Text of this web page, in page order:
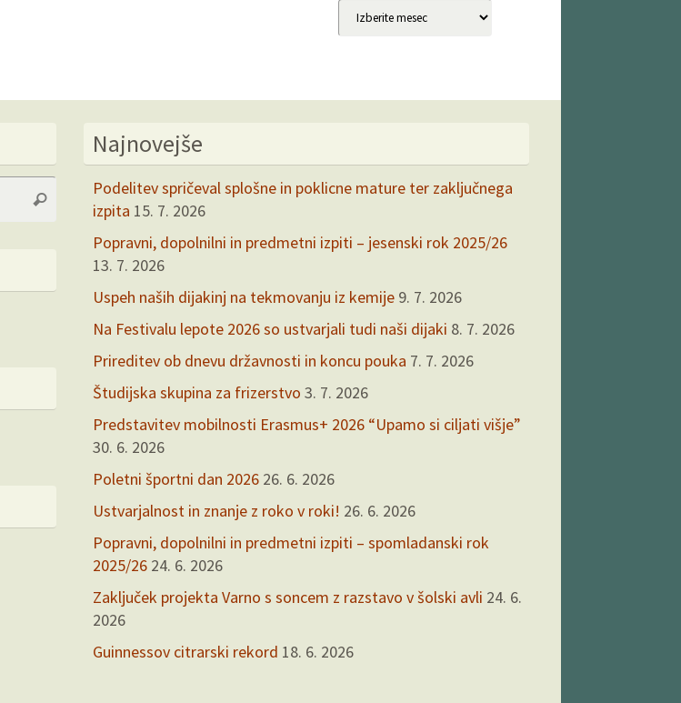
Arhivi
Search
Search
Najnovejše
Podelitev spričeval splošne in poklicne mature ter zaključnega
izpita 15. 7. 2026
Popravni, dopolnilni in predmetni izpiti – jesenski rok 2025/26
13. 7. 2026
Uspeh naših dijakinj na tekmovanju iz kemije 9. 7. 2026
Na Festivalu lepote 2026 so ustvarjali tudi naši dijaki 8. 7. 2026
Prireditev ob dnevu državnosti in koncu pouka 7. 7. 2026
Študijska skupina za frizerstvo 3. 7. 2026
Predstavitev mobilnosti Erasmus+ 2026 “Upamo si ciljati višje”
30. 6. 2026
Poletni športni dan 2026 26. 6. 2026
Ustvarjalnost in znanje z roko v roki! 26. 6. 2026
Popravni, dopolnilni in predmetni izpiti – spomladanski rok
2025/26 24. 6. 2026
Zaključek projekta Varno s soncem z razstavo v šolski avli 24. 6.
2026
Guinnessov citrarski rekord 18. 6. 2026